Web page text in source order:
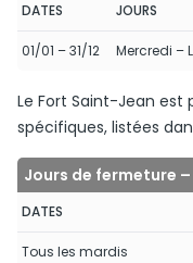
DATES JOURS
01/01 – 31/12 Mercredi –
Le Fort Saint-Jean est
spécifiques, listées
Jours de fermeture
DATES
Tous les mardis